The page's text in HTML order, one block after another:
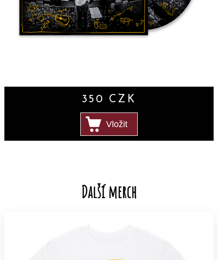
350 CZK
Další merch